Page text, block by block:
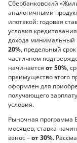
Сбербанковский
аналогичными
ипотекой: годовая
условия
дохода минимальный
20%, предельный
частичном
начинается от 50%,
преимущество этого
оформлен для
получающего
условия.
Рыночная программа
месяцев, ставка
взнос –от 30%.